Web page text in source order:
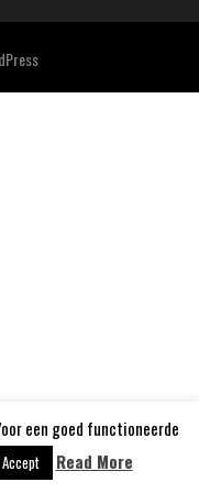
een goed functioneerde
Accept Read More